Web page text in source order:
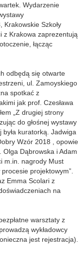
Wydarzenie
Krakowskie Szkoły
z Krakowa zaprezentują
łącząc
odbędą się otwarte
ul. Zamoyskiego
spotkać z
jak prof. Czesława
„Z drugiej strony
do głośnej wystawy
kuratorką. Jadwiga
Wzór 2018 , opowie
Olga Dąbrowska i Adam
m.in. nagrody Must
projektowym”.
Emma Scolari z
na
warsztaty z
wykładowcy
jest rejestracja).